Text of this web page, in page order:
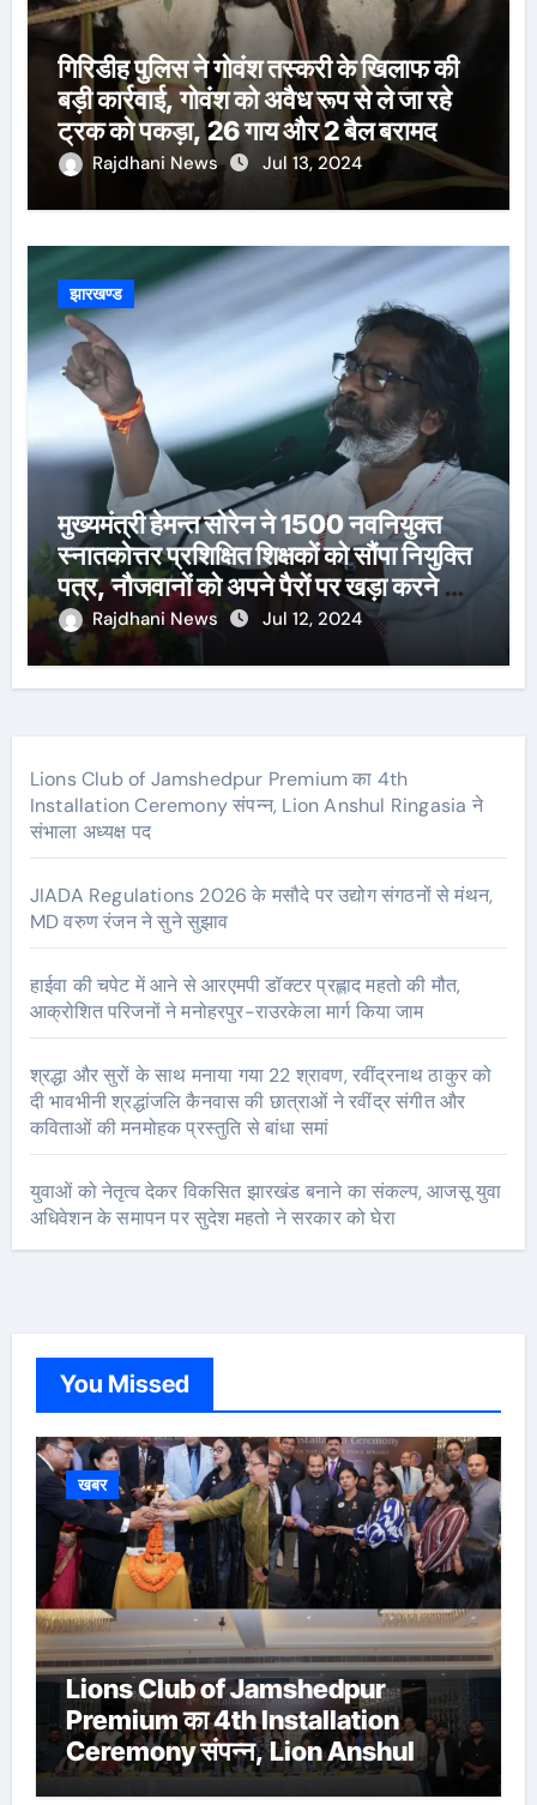
गिरिडीह पुलिस ने गोवंश तस्करी के खिलाफ की
बड़ी कार्रवाई, गोवंश को अवैध रूप से ले जा रहे
ट्रक को पकड़ा, 26 गाय और 2 बैल बरामद
Rajdhani News Jul 13, 2024
झारखण्ड
मुख्यमंत्री हेमन्त सोरेन ने 1500 नवनियुक्त
स्नातकोत्तर प्रशिक्षित शिक्षकों को सौंपा नियुक्ति
पत्र, नौजवानों को अपने पैरों पर खड़ा करने का
दोहराया संकल्प
Rajdhani News Jul 12, 2024
Lions Club of Jamshedpur Premium का 4th
Installation Ceremony संपन्न, Lion Anshul Ringasia ने
संभाला अध्यक्ष पद
JIADA Regulations 2026 के मसौदे पर उद्योग संगठनों से मंथन,
MD वरुण रंजन ने सुने सुझाव
हाईवा की चपेट में आने से आरएमपी डॉक्टर प्रह्लाद महतो की मौत,
आक्रोशित परिजनों ने मनोहरपुर-राउरकेला मार्ग किया जाम
श्रद्धा और सुरों के साथ मनाया गया 22 श्रावण, रवींद्रनाथ ठाकुर को
दी भावभीनी श्रद्धांजलि कैनवास की छात्राओं ने रवींद्र संगीत और
कविताओं की मनमोहक प्रस्तुति से बांधा समां
युवाओं को नेतृत्व देकर विकसित झारखंड बनाने का संकल्प, आजसू युवा
अधिवेशन के समापन पर सुदेश महतो ने सरकार को घेरा
You Missed
खबर
Lions Club of Jamshedpur
Premium का 4th Installation
Ceremony संपन्न, Lion Anshul
Ringasia ने संभाला अध्यक्ष पद